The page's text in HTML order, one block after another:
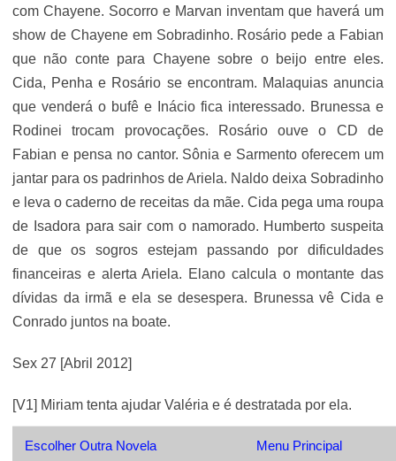
com Chayene. Socorro e Marvan inventam que haverá um
show de Chayene em Sobradinho. Rosário pede a Fabian
que não conte para Chayene sobre o beijo entre eles.
Cida, Penha e Rosário se encontram. Malaquias anuncia
que venderá o bufê e Inácio fica interessado. Brunessa e
Rodinei trocam provocações. Rosário ouve o CD de
Fabian e pensa no cantor. Sônia e Sarmento oferecem um
jantar para os padrinhos de Ariela. Naldo deixa Sobradinho
e leva o caderno de receitas da mãe. Cida pega uma roupa
de Isadora para sair com o namorado. Humberto suspeita
de que os sogros estejam passando por dificuldades
financeiras e alerta Ariela. Elano calcula o montante das
dívidas da irmã e ela se desespera. Brunessa vê Cida e
Conrado juntos na boate.
Sex 27 [Abril 2012]
[V1] Miriam tenta ajudar Valéria e é destratada por ela.
Rodrigo chama Carmem para ajudar Valéria. Miriam chega
Escolher Outra Novela Menu Principal